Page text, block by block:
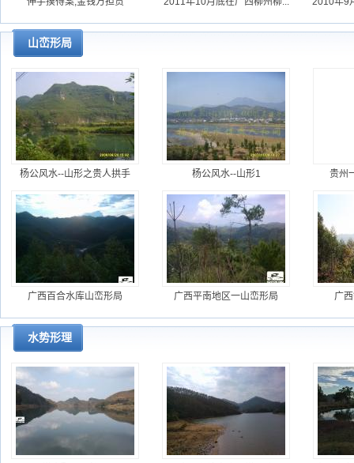
山峦形局
杨公风水--山形之贵人拱手 杨公风水--山形1 贵州
广西百合水库山峦形局 广西平南地区一山峦形局 广
水势形理